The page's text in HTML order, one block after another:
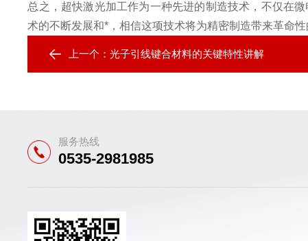
总之，超快激光加工作为一种先进的制造技术，不仅在
术的不断发展和*，相信这项技术将为精密制造带来革命性
上一个：光子引线键合材料的关键特性讲解
服务热线
0535-2981985